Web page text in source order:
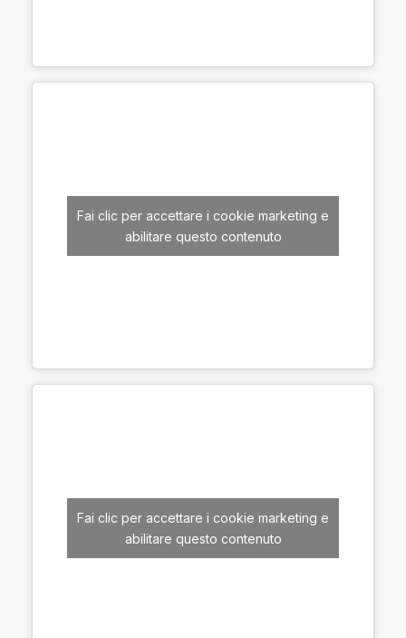
Fai clic per accettare i cookie marketing e
abilitare questo contenuto
Fai clic per accettare i cookie marketing e
abilitare questo contenuto